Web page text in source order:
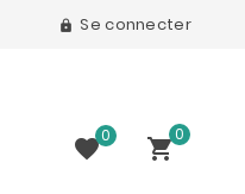
 Se connecter
0 
0